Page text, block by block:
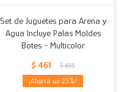
Set de Juguetes para Arena y
Agua Incluye Palas Moldes
Botes - Multicolor
$ 461 $ 615
25